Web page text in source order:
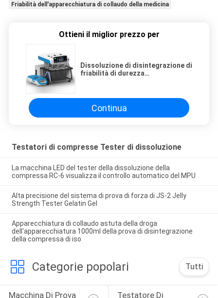
Friabilità dell'apparecchiatura di collaudo della medicina
Ottieni il miglior prezzo per
Dissoluzione di disintegrazione di
friabilità di durezza
Bonnin del CE
Continua
Testatori di compresse Tester di dissoluzione
La macchina LED del tester della dissoluzione della
compressa RC-6 visualizza il controllo automatico del MPU
Alta precisione del sistema di prova di forza di JS-2 Jelly
Strength Tester Gelatin Gel
Apparecchiatura di collaudo astuta della droga
dell'apparecchiatura 1000ml della prova di disintegrazione
della compressa di iso
Categorie popolari Tutti
Macchina Di Prova Testatore Di